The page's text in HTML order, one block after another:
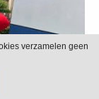
verzamelen geen